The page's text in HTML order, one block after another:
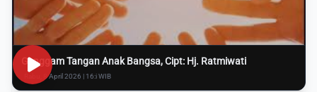
Genggam Tangan Anak Bangsa, Cipt: Hj. Ratmiwati
Rabu, 8 April 2026 | 16:i WIB